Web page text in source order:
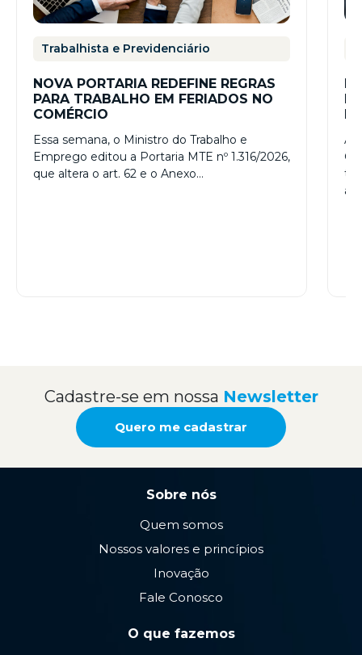
Trabalhista e Previdenciário
NOVA PORTARIA REDEFINE REGRAS
PARA TRABALHO EM FERIADOS NO
COMÉRCIO
Essa semana, o Ministro do Trabalho e
Emprego editou a Portaria MTE nº 1.316/2026,
que altera o art. 62 e o Anexo…
A
a…
Cadastre-se em nossa Newsletter
Quero me cadastrar
Sobre nós
Quem somos
Nossos valores e princípios
Inovação
Fale Conosco
O que fazemos